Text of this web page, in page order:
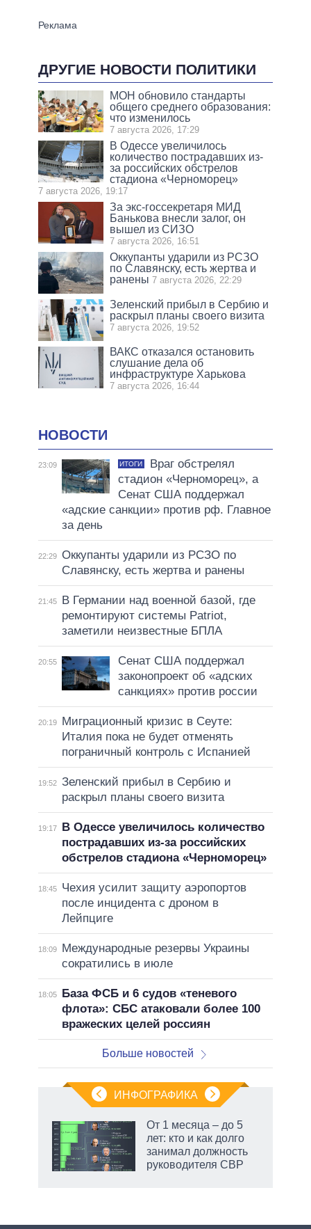
ДРУГИЕ НОВОСТИ ПОЛИТИКИ
МОН обновило стандарты
общего среднего образования:
что изменилось
7 августа 2026, 17:29
В Одессе увеличилось
количество пострадавших из-
за российских обстрелов
стадиона «Черноморец»
7 августа 2026, 19:17
За экс-госсекретаря МИД
Банькова внесли залог, он
вышел из СИЗО
7 августа 2026, 16:51
Оккупанты ударили из РСЗО
по Славянску, есть жертва и
ранены 7 августа 2026, 22:29
Зеленский прибыл в Сербию и
раскрыл планы своего визита
7 августа 2026, 19:52
ВАКС отказался остановить
слушание дела об
инфраструктуре Харькова
7 августа 2026, 16:44
НОВОСТИ
23:09 ИТОГИ
Враг обстрелял
стадион «Черноморец», а
Сенат США поддержал
«адские санкции» против рф. Главное
за день
22:29 Оккупанты ударили из РСЗО по
Славянску, есть жертва и ранены
21:45
В Германии над военной базой, где
ремонтируют системы Patriot,
заметили неизвестные БПЛА
20:55
Сенат США поддержал
законопроект об «адских
санкциях» против россии
20:19
Миграционный кризис в Сеуте:
Италия пока не будет отменять
пограничный контроль с Испанией
19:52 Зеленский прибыл в Сербию и
раскрыл планы своего визита
19:17
В Одессе увеличилось количество
пострадавших из-за российских
обстрелов стадиона «Черноморец»
18:45
Чехия усилит защиту аэропортов
после инцидента с дроном в
Лейпциге
18:09
Международные резервы Украины
сократились в июле
18:05
База ФСБ и 6 судов «теневого
флота»: СБС атаковали более 100
вражеских целей россиян
Больше новостей
ИНФОГРАФИКА
От 1 месяца – до 5
лет: кто и как долго
занимал должность
руководителя СВР